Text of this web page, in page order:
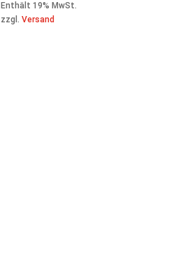
Enthält 19% MwSt.
zzgl. Versand